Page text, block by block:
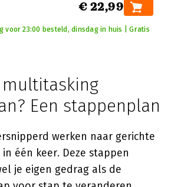
€ 22,99
voor 23:00 besteld, dinsdag in huis | Gratis
multitasking
Een stappenplan
werken naar gerichte
één keer. Deze stappen
je eigen gedrag als de